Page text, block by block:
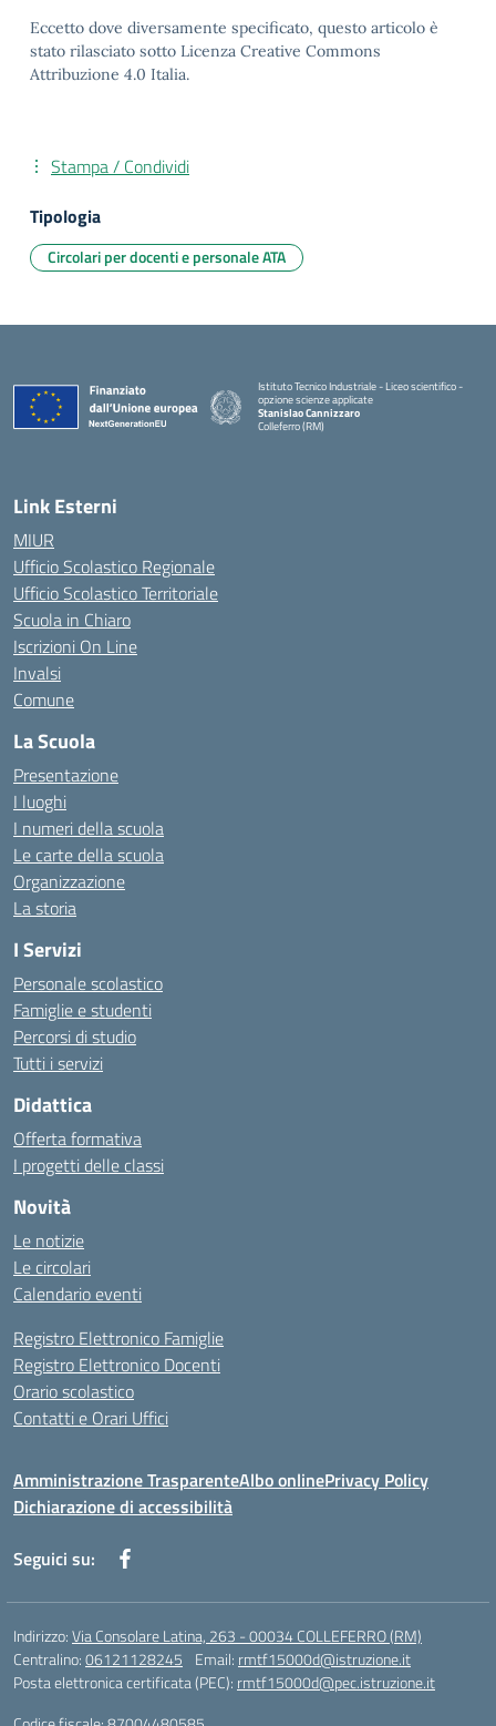
Eccetto dove diversamente specificato, questo articolo è
stato rilasciato sotto Licenza Creative Commons
Attribuzione 4.0 Italia.
Stampa / Condividi
Tipologia
Circolari per docenti e personale ATA
Istituto Tecnico Industriale - Liceo scientifico -
opzione scienze applicate
Stanislao Cannizzaro
Colleferro (RM)
Link Esterni
MIUR
Ufficio Scolastico Regionale
Ufficio Scolastico Territoriale
Scuola in Chiaro
Iscrizioni On Line
Invalsi
Comune
La Scuola
Presentazione
I luoghi
I numeri della scuola
Le carte della scuola
Organizzazione
La storia
I Servizi
Personale scolastico
Famiglie e studenti
Percorsi di studio
Tutti i servizi
Didattica
Offerta formativa
I progetti delle classi
Novità
Le notizie
Le circolari
Calendario eventi
Registro Elettronico Famiglie
Registro Elettronico Docenti
Orario scolastico
Contatti e Orari Uffici
Amministrazione TrasparenteAlbo onlinePrivacy Policy
Dichiarazione di accessibilità
Seguici su:
Indirizzo:Via Consolare Latina, 263 - 00034 COLLEFERRO (RM)
Centralino:06121128245 Email: rmtf15000d@istruzione.it
Posta elettronica certificata (PEC): rmtf15000d@pec.istruzione.it